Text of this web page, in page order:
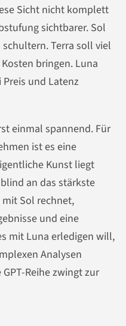
Sicht nicht komplett
sichtbarer. Sol
Terra soll viel
bringen. Luna
und Latenz
einmal spannend. Für
ist es eine
Kunst liegt
an das stärkste
Sol rechnet,
und eine
mit Luna erledigen will,
Analysen
Reihe zwingt zur